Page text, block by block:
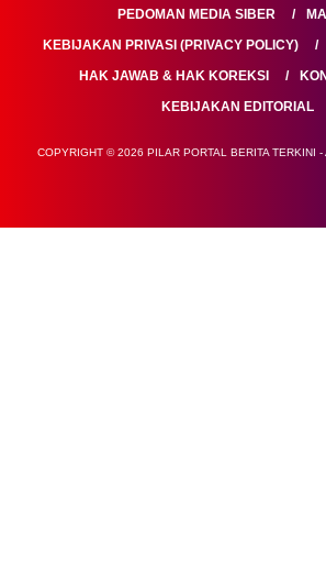
PEDOMAN MEDIA SIBER
KEBIJAKAN PRIVASI (PRIVACY POLICY)
HAK JAWAB & HAK KOREKSI
KEBIJAKAN EDITORIAL
COPYRIGHT © 2026 PILAR PORTAL BERITA TERKINI